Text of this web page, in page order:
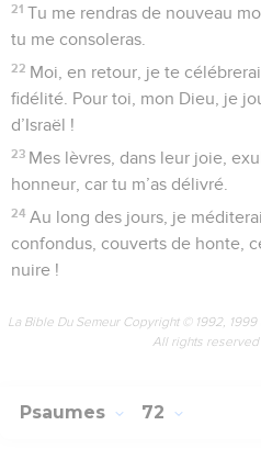
21 Tu me rendras de nouveau
tu me consoleras.
22 Moi, en retour, je te
fidélité. Pour toi, mon Dieu, je
d’Israël !
23 Mes lèvres, dans leur joie,
honneur, car tu m’as délivré.
24 Au long des jours, je
confondus, couverts de honte,
nuire !
La Bible Du Semeur Copyright © 1992,
All rights
Psaumes 72